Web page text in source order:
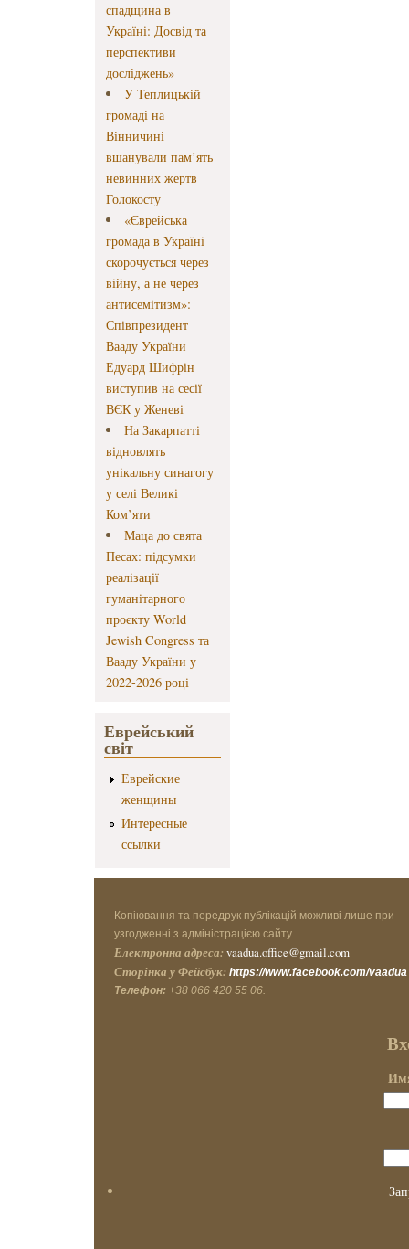
спадщина в
Україні: Досвід та
перспективи
досліджень»
У Теплицькій
громаді на
Вінничині
вшанували пам’ять
невинних жертв
Голокосту
«Єврейська
громада в Україні
скорочується через
війну, а не через
антисемітизм»:
Співпрезидент
Вааду України
Едуард Шифрін
виступив на сесії
ВЄК у Женеві
На Закарпатті
відновлять
унікальну синагогу
у селі Великі
Ком’яти
Маца до свята
Песах: підсумки
реалізації
гуманітарного
проєкту World
Jewish Congress та
Вааду України у
2022-2026 році
Еврейський
світ
Еврейские
женщины
Интересные
ссылки
Копіювання та передрук публікацій можливі лише при
узгодженні з адміністрацією сайту.
Електронна адреса: vaadua.office@gmail.com
Сторінка у Фейсбук: https://www.facebook.com/vaadua
Телефон: +38 066 420 55 06.